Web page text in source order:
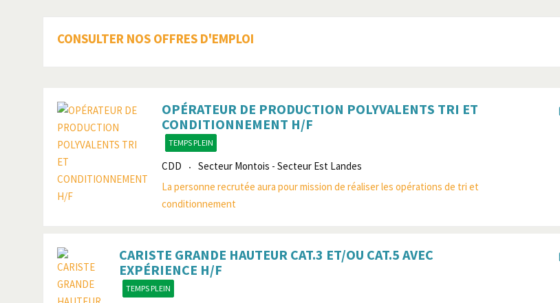
CONSULTER NOS OFFRES D'EMPLOI
OPÉRATEUR DE PRODUCTION POLYVALENTS TRI ET
CONDITIONNEMENT H/F
TEMPS PLEIN
CDD
Secteur Montois - Secteur Est Landes
La personne recrutée aura pour mission de réaliser les opérations de tri et
conditionnement
CARISTE GRANDE HAUTEUR CAT.3 ET/OU CAT.5 AVEC
EXPÉRIENCE H/F
TEMPS PLEIN